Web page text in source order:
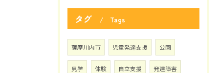
タグ Tags
薩摩川内市 児童発達支援 公園
見学 体験 自立支援 発達障害